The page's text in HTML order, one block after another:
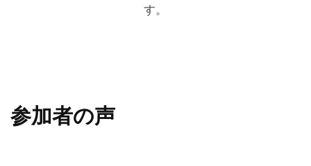
す。
参加者の声